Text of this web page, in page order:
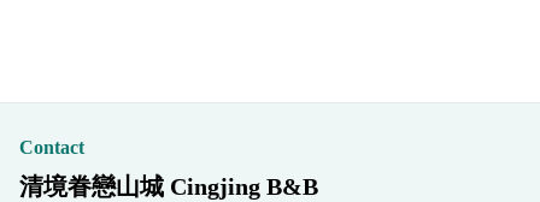
Contact
清境眷戀山城 Cingjing B&B